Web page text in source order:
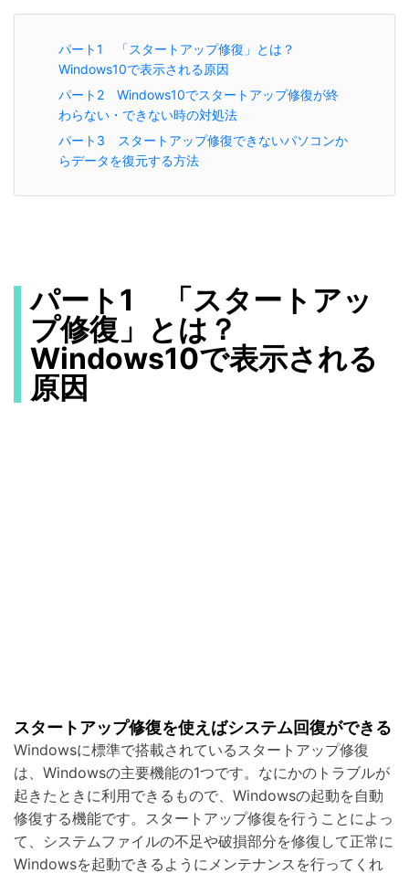
パート1 「スタートアップ修復」とは？
Windows10で表示される原因
パート2 Windows10でスタートアップ修復が終
わらない・できない時の対処法
パート3 スタートアップ修復できないパソコンか
らデータを復元する方法
パート1 「スタートアッ
プ修復」とは？
Windows10で表示される
原因
スタートアップ修復を使えばシステム回復ができる
Windowsに標準で搭載されているスタートアップ修復
は、Windowsの主要機能の1つです。なにかのトラブルが
起きたときに利用できるもので、Windowsの起動を自動
修復する機能です。スタートアップ修復を行うことによっ
て、システムファイルの不足や破損部分を修復して正常に
Windowsを起動できるようにメンテナンスを行ってくれ